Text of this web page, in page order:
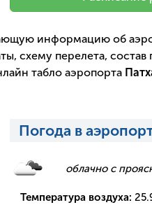
информацию об
схему перелета, состав
табло аэропорта
Погода в
облачно с
Температура воздуха: